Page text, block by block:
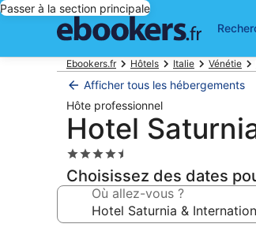
Passer à la section principale
Ebookers.fr Hôtels Italie Vénétie
Afficher tous les hébergements
Hôte professionnel
Hotel
Hébergement
4.5 étoiles
Choisissez des dates
Où allez-vous ?